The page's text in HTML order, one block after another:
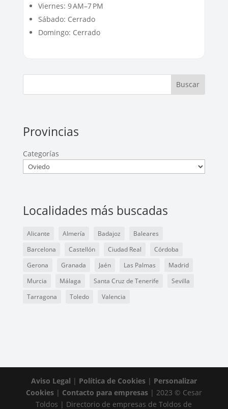
Viernes: 9 AM–7 PM
Sábado: Cerrado
Domingo: Cerrado
Buscar
Provincias
Categorías
Localidades más buscadas
Alicante Almería Badajoz
Baleares
Barcelona
Castellón Ciudad Real
Córdoba
Gerona
Granada Jaén Las Palmas
Madrid
Murcia
Málaga Santa Cruz de Tenerife
Sevilla
Tarragona
Toledo Valencia
Aviso Legal | Política de Cookies| Personalizar
Cookies| Contacto para empresas| 2023 © Cesar
Toldos | Directorio de empresas de Toldos de